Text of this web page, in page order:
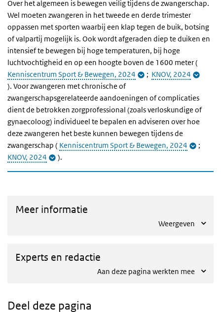
Over het algemeen is bewegen veilig tijdens de zwangerschap.
Wel moeten zwangeren in het tweede en derde trimester
oppassen met sporten waarbij een klap tegen de buik, botsing
of valpartij mogelijk is. Ook wordt afgeraden diep te duiken en
intensief te bewegen bij hoge temperaturen, bij hoge
luchtvochtigheid en op een hoogte boven de 1600 meter (
Kenniscentrum Sport & Bewegen, 2024
; KNOV, 2024
). Voor zwangeren met chronische of
zwangerschapsgerelateerde aandoeningen of complicaties
dient de betrokken zorgprofessional (zoals verloskundige of
gynaecoloog) individueel te bepalen en adviseren over hoe
deze zwangeren het beste kunnen bewegen tijdens de
zwangerschap ( Kenniscentrum Sport & Bewegen, 2024
;
KNOV, 2024
).
Meer informatie
Weergeven
Experts en redactie
Aan deze pagina werkten mee
Deel deze pagina